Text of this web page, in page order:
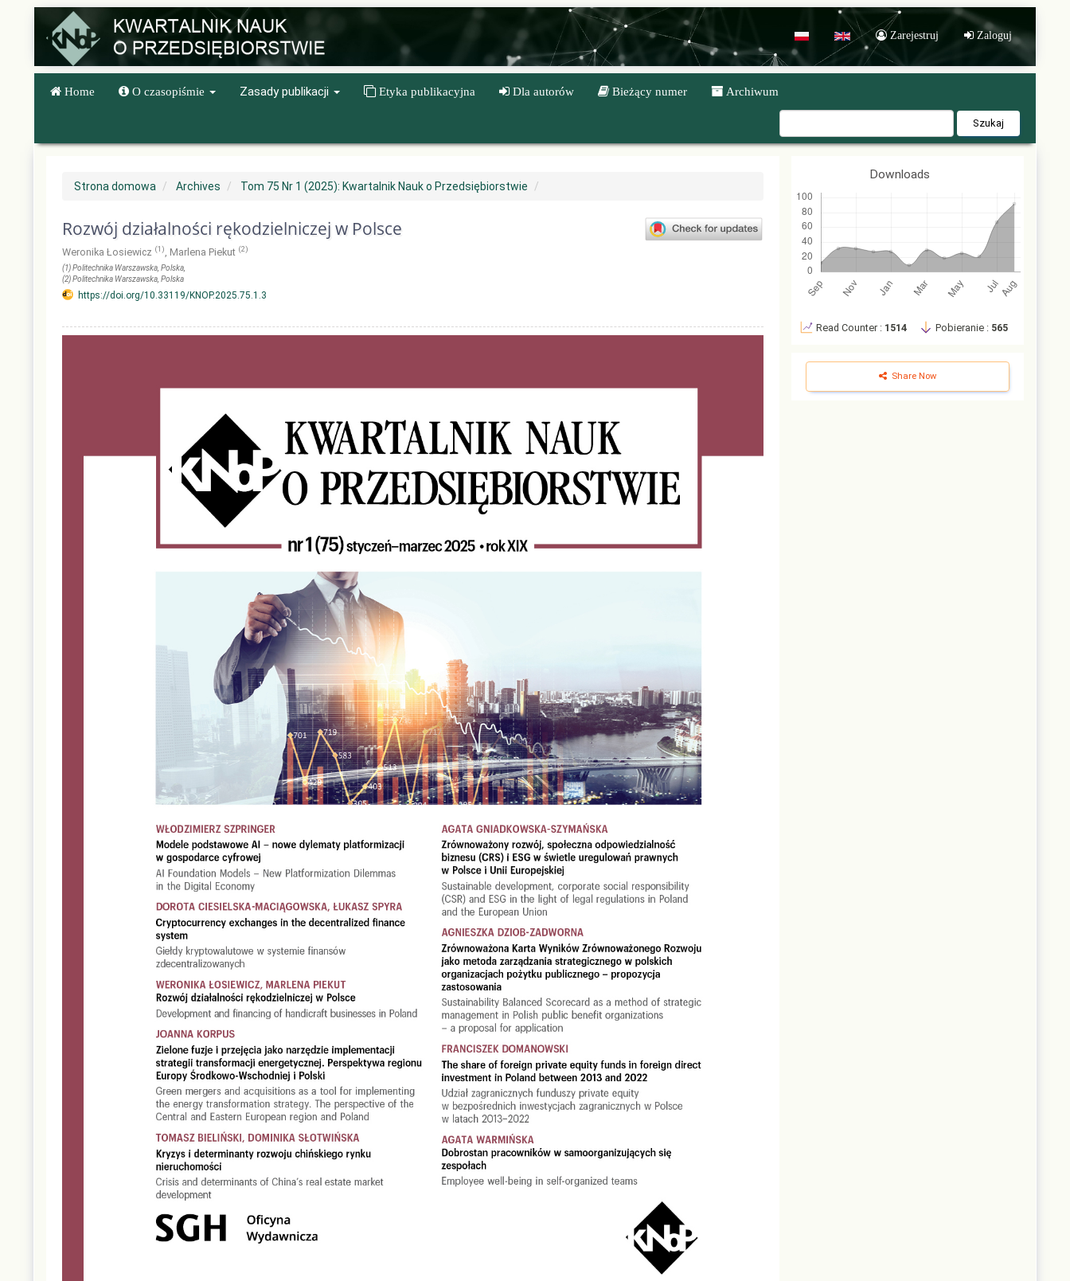
content
Main
Sidebar
POL ENG Zarejestruj Zaloguj
Home O czasopiśmie Zasady publikacji Etyka publikacyjna Dla autorów Bieżący numer Archiwum
Szukaj
Strona domowa Archives Tom 75 Nr 1 (2025): Kwartalnik Nauk o Przedsiębiorstwie
Rozwój działalności rękodzielniczej w Polsce
Weronika Łosiewicz (1), Marlena Piekut (2)
(1)Politechnika Warszawska , Polska
(2)Politechnika Warszawska , Polska
https://doi.org/10.33119/KNOP.2025.75.1.3
Downloads
Read Counter : 1514 Pobieranie : 565
Share Now